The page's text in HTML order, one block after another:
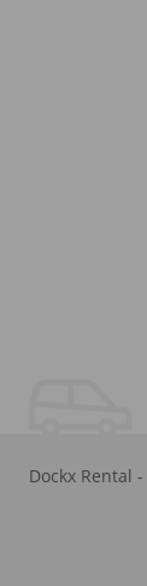
Dockx Rental -